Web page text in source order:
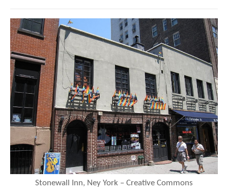
Stonewall Inn, Ney York – Creative Commons